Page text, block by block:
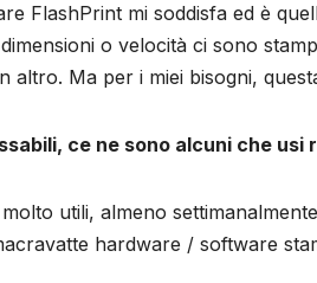
FlashPrint mi soddisfa ed è
o velocità ci sono
Ma per i miei bisogni,
ce ne sono alcuni che usi
utili, almeno
hardware / software